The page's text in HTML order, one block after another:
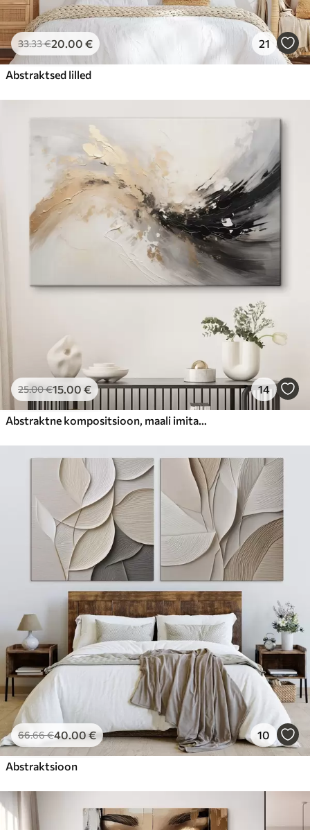
33.33€20.00 € 21
Abstraktsed lilled
25.00€15.00 € 14
Abstraktne kompositsioon, maali imitatsioon
66.66€40.00€ 10
Abstraktsioon